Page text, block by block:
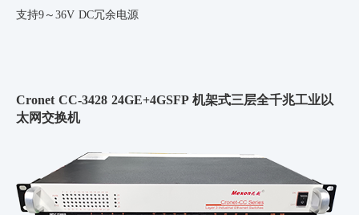
支持9～36V DC冗余电源
Cronet CC-3428 24GE+4GSFP 机架式三层全千兆工业以
太网交换机